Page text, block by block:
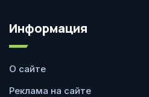
Информация
О сайте
Реклама на сайте